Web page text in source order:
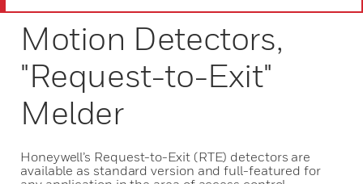
Motion Detectors,
"Request-to-Exit"
Melder
Honeywell’s Request-to-Exit (RTE) detectors are
available as standard version and full-featured for